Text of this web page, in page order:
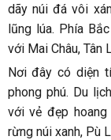
dãy núi đá vôi
lũng lúa. Phía
với Mai Châu, Tân
Nơi đây có diện
phong phú. Du
với vẻ đẹp
rừng núi xanh, Pù